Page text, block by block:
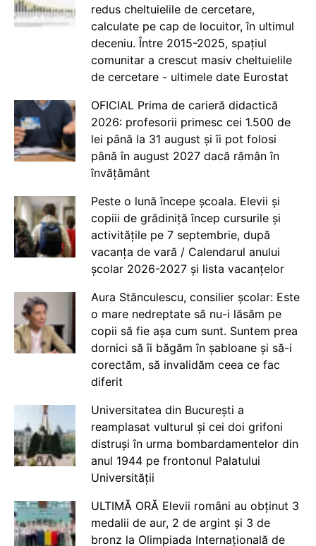
redus cheltuielile de cercetare,
calculate pe cap de locuitor, în ultimul
deceniu. Între 2015-2025, spațiul
comunitar a crescut masiv cheltuielile
de cercetare - ultimele date Eurostat
OFICIAL Prima de carieră didactică
2026: profesorii primesc cei 1.500 de
lei până la 31 august și îi pot folosi
până în august 2027 dacă rămân în
învățământ
Peste o lună începe școala. Elevii și
copiii de grădiniță încep cursurile și
activitățile pe 7 septembrie, după
vacanța de vară / Calendarul anului
școlar 2026-2027 și lista vacanțelor
Aura Stănculescu, consilier școlar: Este
o mare nedreptate să nu-i lăsăm pe
copii să fie așa cum sunt. Suntem prea
dornici să îi băgăm în șabloane și să-i
corectăm, să invalidăm ceea ce fac
diferit
Universitatea din București a
reamplasat vulturul și cei doi grifoni
distruși în urma bombardamentelor din
anul 1944 pe frontonul Palatului
Universității
ULTIMĂ ORĂ Elevii români au obținut 3
medalii de aur, 2 de argint și 3 de
bronz la Olimpiada Internațională de